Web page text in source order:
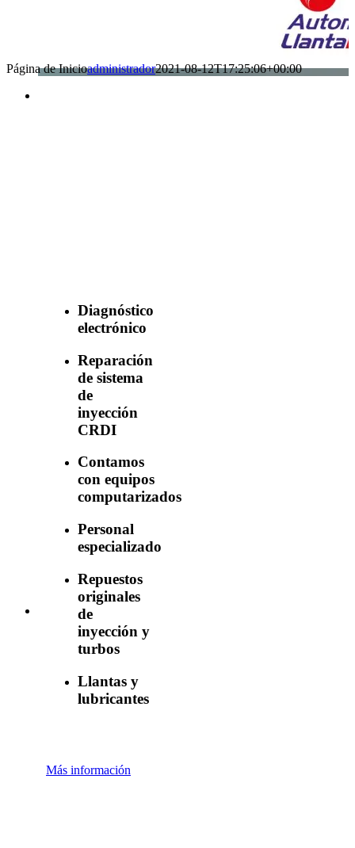
Página de Inicioadministrador2021-08-12T17:25:06+00:00
Diagnóstico
electrónico
Reparación
de sistema
de
inyección
CRDI
Contamos
con equipos
computarizados
Personal
especializado
Repuestos
originales
de
inyección y
turbos
Llantas y
lubricantes
Más información